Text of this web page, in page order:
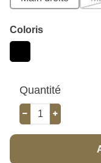
Coloris
Quantité